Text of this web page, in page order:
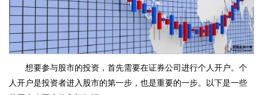
想要参与股市的投资，首先需要在证券公司进行个人开户。个
人开户是投资者进入股市的第一步，也是重要的一步。以下是一些